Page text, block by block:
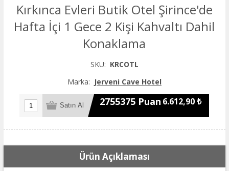
Kırkınca Evleri Butik Otel Şirince'de
Hafta İçi 1 Gece 2 Kişi Kahvaltı Dahil
Konaklama
SKU: KRCOTL
Marka: Jerveni Cave Hotel
2755375 Puan 6.612,90 ₺
Ürün Açıklaması